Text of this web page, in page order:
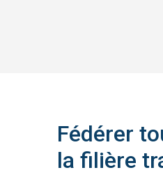
Fédérer
la filière